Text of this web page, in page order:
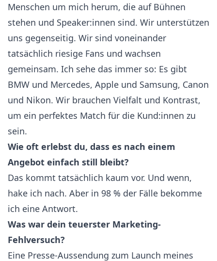
Menschen um mich herum, die auf Bühnen
stehen und Speaker:innen sind. Wir unterstützen
uns gegenseitig. Wir sind voneinander
tatsächlich riesige Fans und wachsen
gemeinsam. Ich sehe das immer so: Es gibt
BMW und Mercedes, Apple und Samsung, Canon
und Nikon. Wir brauchen Vielfalt und Kontrast,
um ein perfektes Match für die Kund:innen zu
sein.
Wie oft erlebst du, dass es nach einem
Angebot einfach still bleibt?
Das kommt tatsächlich kaum vor. Und wenn,
hake ich nach. Aber in 98 % der Fälle bekomme
ich eine Antwort.
Was war dein teuerster Marketing-
Fehlversuch?
Eine Presse-Aussendung zum Launch meines